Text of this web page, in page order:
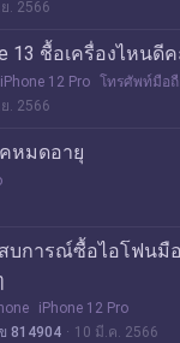
. 2566
13 ชื้อเครื่องไหนดีค
iPhone 12 Pro โทรศัพท์มือถื
. 2566
หมดอายุ
บการณ์ซื้อไอโฟนมือ
iPhone 12 Pro
814904
10 มี.ค. 2566